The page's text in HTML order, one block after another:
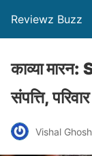
Reviewz Buzz
काव्या मारन:
संपत्ति,
Vishal Ghosh